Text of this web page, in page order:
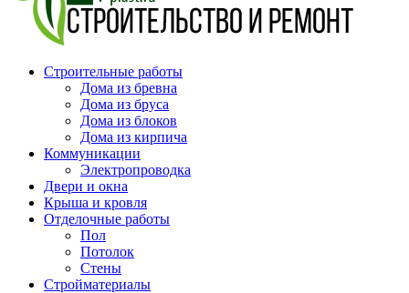
v-plast.ru Строительство и ремонт
Строительные работы
Дома из бревна
Дома из бруса
Дома из блоков
Дома из кирпича
Коммуникации
Электропроводка
Двери и окна
Крыша и кровля
Отделочные работы
Пол
Потолок
Стены
Стройматериалы